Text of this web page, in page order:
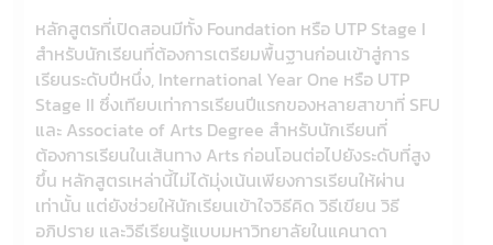
หลักสูตรที่เปิดสอนมีทั้ง Foundation หรือ UTP Stage I
สำหรับนักเรียนที่ต้องการเตรียมพื้นฐานก่อนเข้าสู่การ
เรียนระดับปีหนึ่ง, International Year One หรือ UTP
Stage II ซึ่งเทียบเท่าการเรียนปีแรกของหลายสาขาที่ SFU
และ Associate of Arts Degree สำหรับนักเรียนที่
ต้องการเรียนในเส้นทาง Arts ก่อนโอนต่อไปยังระดับที่สูง
ขึ้น หลักสูตรเหล่านี้ไม่ได้มุ่งเน้นเพียงการเรียนให้ผ่าน
เท่านั้น แต่ยังช่วยให้นักเรียนเข้าใจวิธีคิด วิธีเขียน วิธี
อภิปราย และวิธีเรียนรู้แบบมหาวิทยาลัยในแคนาดา